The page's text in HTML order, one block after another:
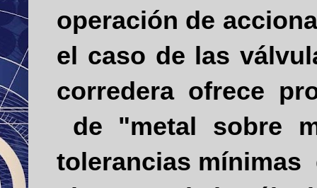
operación de
el caso de las
corredera ofrece
de "metal sobre
tolerancias mínimas